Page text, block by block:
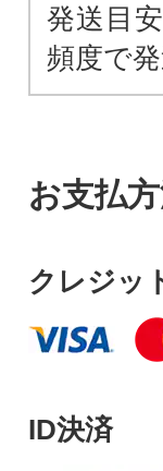
発送目
頻度で
お支払
クレジッ
ID決済